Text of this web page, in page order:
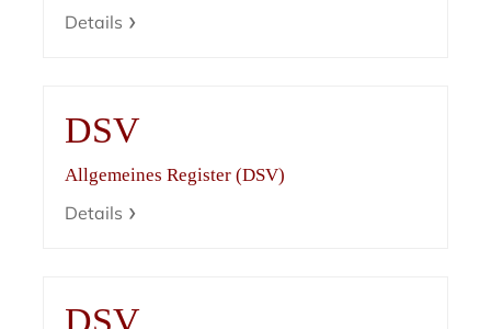
Details
DSV
Allgemeines Register (DSV)
Details